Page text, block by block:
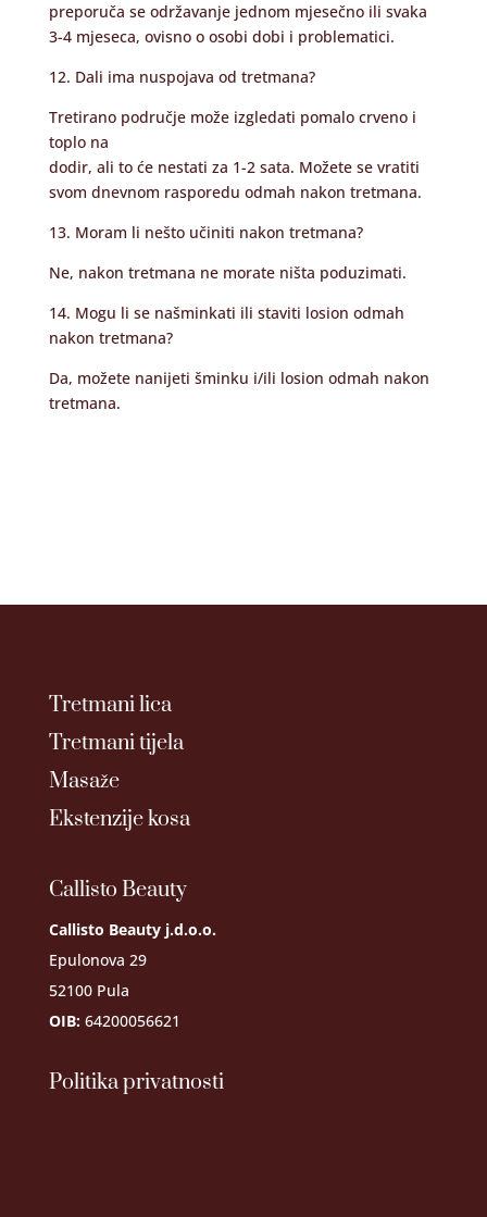
preporuča se održavanje jednom mjesečno ili svaka
3-4 mjeseca, ovisno o osobi dobi i problematici.
12. Dali ima nuspojava od tretmana?
Tretirano područje može izgledati pomalo crveno i
toplo na
dodir, ali to će nestati za 1-2 sata. Možete se vratiti
svom dnevnom rasporedu odmah nakon tretmana.
13. Moram li nešto učiniti nakon tretmana?
Ne, nakon tretmana ne morate ništa poduzimati.
14. Mogu li se našminkati ili staviti losion odmah
nakon tretmana?
Da, možete nanijeti šminku i/ili losion odmah nakon
tretmana.
Tretmani lica
Tretmani tijela
Masaže
Ekstenzije kosa
Callisto Beauty
Callisto Beauty j.d.o.o.
Epulonova 29
52100 Pula
OIB:64200056621
Politika privatnosti